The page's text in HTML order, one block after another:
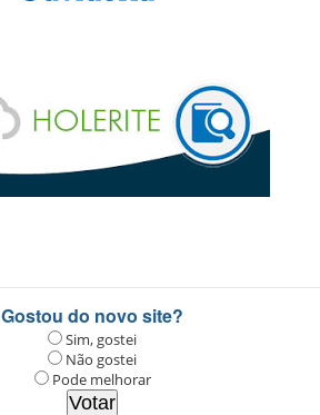
Gostou do novo site?
Sim, gostei
Não gostei
Pode melhorar